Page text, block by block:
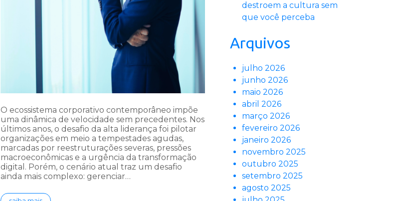
O ecossistema corporativo contemporâneo impõe
uma dinâmica de velocidade sem precedentes. Nos
últimos anos, o desafio da alta liderança foi pilotar
organizações em meio a tempestades agudas,
marcadas por reestruturações severas, pressões
macroeconômicas e a urgência da transformação
digital. Porém, o cenário atual traz um desafio
ainda mais complexo: gerenciar…
destroem a cultura sem
que você perceba
Arquivos
julho 2026
junho 2026
maio 2026
abril 2026
março 2026
fevereiro 2026
janeiro 2026
novembro 2025
outubro 2025
setembro 2025
agosto 2025